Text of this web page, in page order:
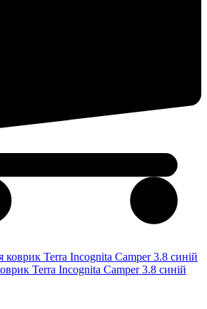
Terra Incognita Camper 3.8 синій